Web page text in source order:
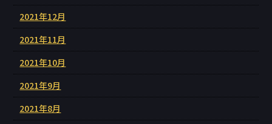
2021年12月
2021年11月
2021年10月
2021年9月
2021年8月